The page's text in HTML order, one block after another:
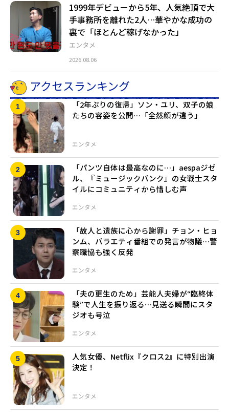
エンタメ
1999年デビューから5年、人気絶頂で大
手事務所を離れた2人…華やかな成功の
裏で「ほとんど稼げなかった」
2026.08.06
アクセスランキング
エンタメ
「2年ぶりの復帰」ソン・ユリ、双子の娘
たちの容姿を公開…「全然顔が違う」
エンタメ
「パンツ自体は最高なのに…」aespaジゼ
ル、『ミュージックバンク』の女戦士スタ
イルにコミュニティから惜しむ声
エンタメ
「故人と遺族に心から謝罪」チョン・ヒョ
ンム、バラエティ番組での発言が物議…警
察職協も強く反発
エンタメ
「夫の更生のため」芸能人夫婦が“臨終体
験”で人生を振り返る…見送る瞬間にスタ
ジオも号泣
エンタメ
人気女優、Netflix『クロス2』に特別出演
決定！